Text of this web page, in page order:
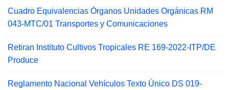
Cuadro Equivalencias Órganos Unidades Orgánicas RM
043-MTC/01 Transportes y Comunicaciones
Retiran Instituto Cultivos Tropicales RE 169-2022-ITP/DE
Produce
Reglamento Nacional Vehículos Texto Único DS 019-